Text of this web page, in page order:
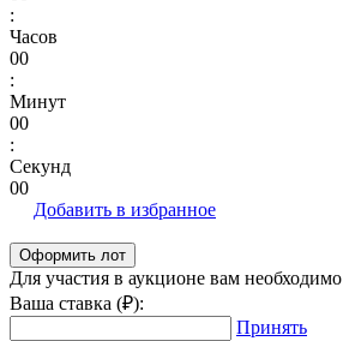
:
Часов
00
:
Минут
00
:
Секунд
00
Добавить в избранное
Для участия в аукционе вам необходимо
Ваша ставка (₽):
Принять